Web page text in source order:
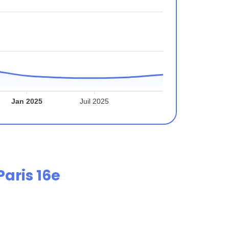
Jan 2025 Juil 2025
16e